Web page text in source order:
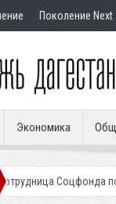
Поколение Next
Экономика
получила срок за